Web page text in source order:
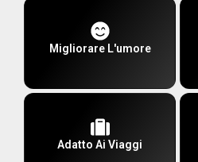
Migliorare L'umore
Adatto Ai Viaggi